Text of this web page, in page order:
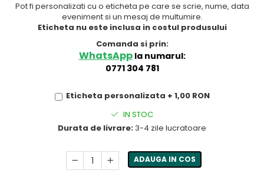
Pot fi personalizati cu o eticheta pe care se scrie, nume, data
eveniment si un mesaj de multumire.
Eticheta nu este inclusa in costul produsului
Comanda si prin:
WhatsApp la numarul:
0771 304 781
Eticheta personalizata + 1,00 RON
IN STOC
Durata de livrare: 3-4 zile lucratoare
ADAUGA IN COS